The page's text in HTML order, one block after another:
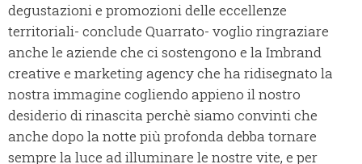
degustazioni e promozioni delle eccellenze
territoriali- conclude Quarrato- voglio ringraziare
anche le aziende che ci sostengono e la Imbrand
creative e marketing agency che ha ridisegnato la
nostra immagine cogliendo appieno il nostro
desiderio di rinascita perchè siamo convinti che
anche dopo la notte più profonda debba tornare
sempre la luce ad illuminare le nostre vite, e per